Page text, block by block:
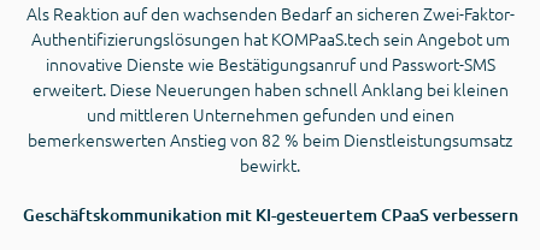
Als Reaktion auf den wachsenden Bedarf an sicheren Zwei-Faktor-
Authentifizierungslösungen hat KOMPaaS.tech sein Angebot um
innovative Dienste wie Bestätigungsanruf und Passwort-SMS
erweitert. Diese Neuerungen haben schnell Anklang bei kleinen
und mittleren Unternehmen gefunden und einen
bemerkenswerten Anstieg von 82 % beim Dienstleistungsumsatz
bewirkt.
Geschäftskommunikation mit KI-gesteuertem CPaaS verbessern